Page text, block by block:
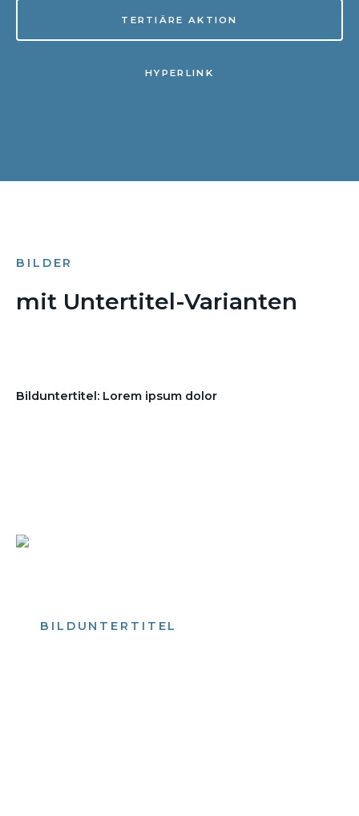
TERTIÄRE AKTION
HYPERLINK
BILDER
mit Untertitel-Varianten
Bilduntertitel: Lorem ipsum dolor
BILDUNTERTITEL